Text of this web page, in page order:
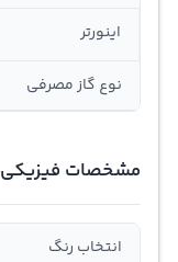
اينورتر
نوع گاز مصرفی
مشخصات فیزیکی
انتخاب رنگ